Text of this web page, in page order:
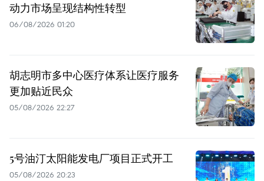
动力市场呈现结构性转型
06/08/2026 01:20
胡志明市多中心医疗体系让医疗服务
更加贴近民众
05/08/2026 22:27
5号油汀太阳能发电厂项目正式开工
05/08/2026 20:23